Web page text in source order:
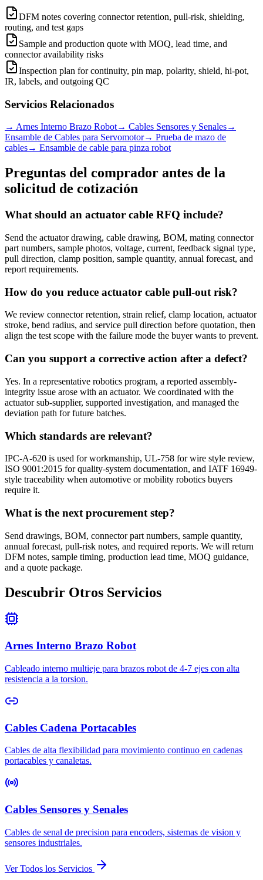
DFM notes covering connector retention, pull-risk, shielding,
routing, and test gaps
Sample and production quote with MOQ, lead time, and
connector availability risks
Inspection plan for continuity, pin map, polarity, shield, hi-pot,
IR, labels, and outgoing QC
Servicios Relacionados
→ Arnes Interno Brazo Robot→ Cables Sensores y Senales→
Ensamble de Cables para Servomotor→ Prueba de mazo de
cables→ Ensamble de cable para pinza robot
Preguntas del comprador antes de la
solicitud de cotización
What should an actuator cable RFQ include?
Send the actuator drawing, cable drawing, BOM, mating connector
part numbers, sample photos, voltage, current, feedback signal type,
pull direction, clamp position, sample quantity, annual forecast, and
report requirements.
How do you reduce actuator cable pull-out risk?
We review connector retention, strain relief, clamp location, actuator
stroke, bend radius, and service pull direction before quotation, then
align the test scope with the failure mode the buyer wants to prevent.
Can you support a corrective action after a defect?
Yes. In a representative robotics program, a reported assembly-
integrity issue arose with an actuator. We coordinated with the
actuator sub-supplier, supported investigation, and managed the
deviation path for future batches.
Which standards are relevant?
IPC-A-620 is used for workmanship, UL-758 for wire style review,
ISO 9001:2015 for quality-system documentation, and IATF 16949-
style traceability when automotive or mobility robotics buyers
require it.
What is the next procurement step?
Send drawings, BOM, connector part numbers, sample quantity,
annual forecast, pull-risk notes, and required reports. We will return
DFM notes, sample timing, production lead time, MOQ guidance,
and a quote package.
Descubrir Otros Servicios
Arnes Interno Brazo Robot
Cableado interno multieje para brazos robot de 4-7 ejes con alta
resistencia a la torsion.
Cables Cadena Portacables
Cables de alta flexibilidad para movimiento continuo en cadenas
portacables y canaletas.
Cables Sensores y Senales
Cables de senal de precision para encoders, sistemas de vision y
sensores industriales.
Ver Todos los Servicios